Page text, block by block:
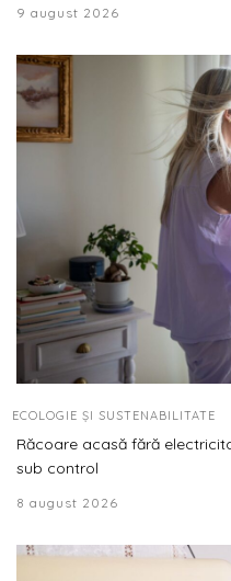
9 august 2026
ECOLOGIE ȘI SUSTENABILITATE
Răcoare acasă fără
sub control
8 august 2026